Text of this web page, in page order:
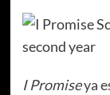
I Promiseya